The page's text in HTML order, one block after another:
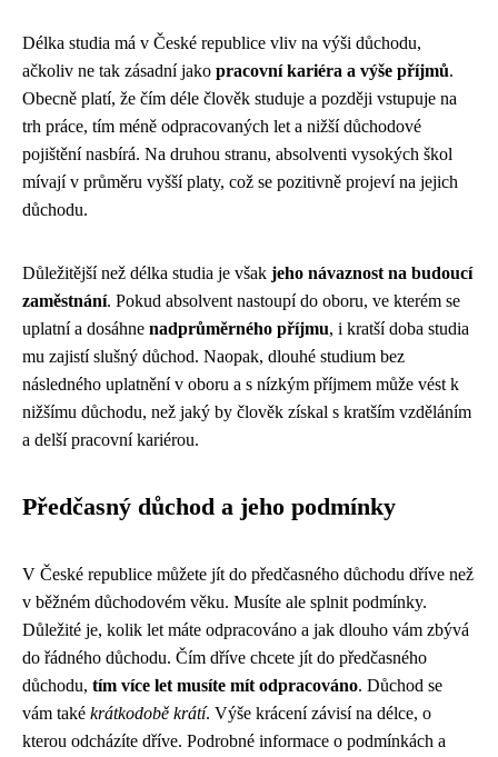
Délka studia má v České republice vliv na výši důchodu,
ačkoliv ne tak zásadní jako pracovní kariéra a výše příjmů.
Obecně platí, že čím déle člověk studuje a později vstupuje na
trh práce, tím méně odpracovaných let a nižší důchodové
pojištění nasbírá. Na druhou stranu, absolventi vysokých škol
mívají v průměru vyšší platy, což se pozitivně projeví na jejich
důchodu.
Důležitější než délka studia je však jeho návaznost na budoucí
zaměstnání. Pokud absolvent nastoupí do oboru, ve kterém se
uplatní a dosáhne nadprůměrného příjmu, i kratší doba studia
mu zajistí slušný důchod. Naopak, dlouhé studium bez
následného uplatnění v oboru a s nízkým příjmem může vést k
nižšímu důchodu, než jaký by člověk získal s kratším vzděláním
a delší pracovní kariérou.
Předčasný důchod a jeho podmínky
V České republice můžete jít do předčasného důchodu dříve než
v běžném důchodovém věku. Musíte ale splnit podmínky.
Důležité je, kolik let máte odpracováno a jak dlouho vám zbývá
do řádného důchodu. Čím dříve chcete jít do předčasného
důchodu, tím více let musíte mít odpracováno. Důchod se
vám také krátkodobě krátí. Výše krácení závisí na délce, o
kterou odcházíte dříve. Podrobné informace o podmínkách a